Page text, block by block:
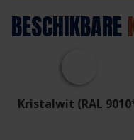
BESCHIKBARE
Kristalwit (RAL